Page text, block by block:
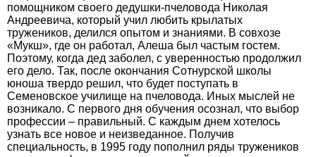
помощником своего дедушки-пчеловода Николая
Андреевича, который учил любить крылатых
тружеников, делился опытом и знаниями. В совхозе
«Мукш», где он работал, Алеша был частым гостем.
Поэтому, когда дед заболел, с уверенностью продолжил
его дело. Так, после окончания Сотнурской школы
юноша твердо решил, что будет поступать в
Семеновское училище на пчеловода. Иных мыслей не
возникало. С первого дня обучения осознал, что выбор
профессии – правильный. С каждым днем хотелось
узнать все новое и неизведанное. Получив
специальность, в 1995 году пополнил ряды тружеников